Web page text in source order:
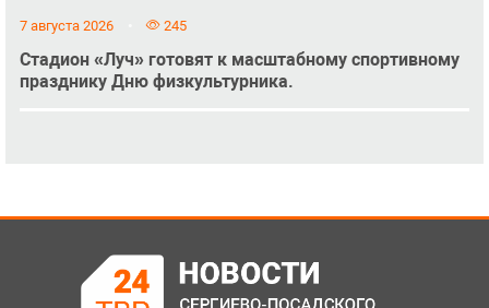
7 августа 2026 245
Стадион «Луч» готовят к масштабному спортивному
празднику Дню физкультурника.